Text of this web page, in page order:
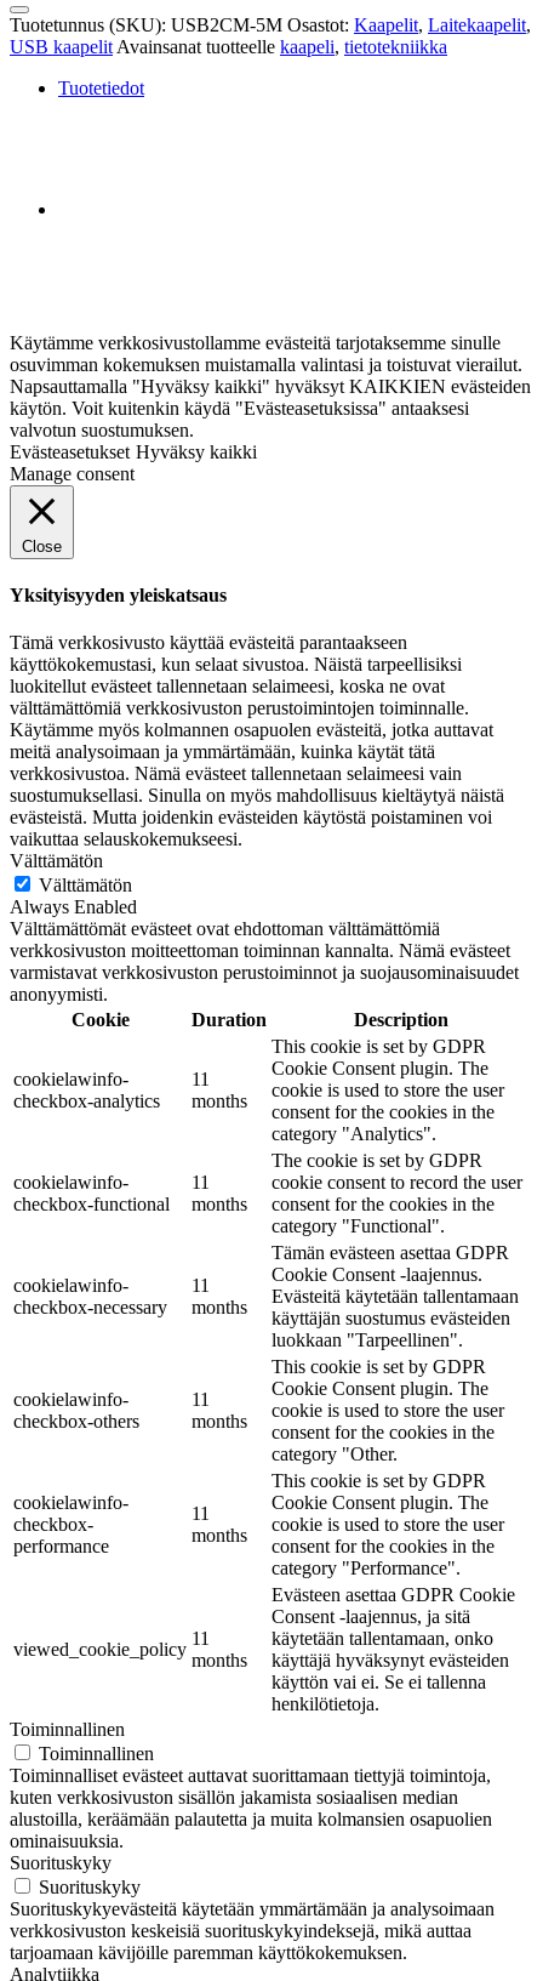
Tuotetunnus (SKU): USB2CM-5M Osastot: Kaapelit, Laitekaapelit,
USB kaapelit Avainsanat tuotteelle kaapeli, tietotekniikka
Tuotetiedot
Käytämme verkkosivustollamme evästeitä tarjotaksemme sinulle
osuvimman kokemuksen muistamalla valintasi ja toistuvat vierailut.
Napsauttamalla "Hyväksy kaikki" hyväksyt KAIKKIEN evästeiden
käytön. Voit kuitenkin käydä "Evästeasetuksissa" antaaksesi
valvotun suostumuksen.
Evästeasetukset Hyväksy kaikki
Manage consent
Close
Yksityisyyden yleiskatsaus
Tämä verkkosivusto käyttää evästeitä parantaakseen
käyttökokemustasi, kun selaat sivustoa. Näistä tarpeellisiksi
luokitellut evästeet tallennetaan selaimeesi, koska ne ovat
välttämättömiä verkkosivuston perustoimintojen toiminnalle.
Käytämme myös kolmannen osapuolen evästeitä, jotka auttavat
meitä analysoimaan ja ymmärtämään, kuinka käytät tätä
verkkosivustoa. Nämä evästeet tallennetaan selaimeesi vain
suostumuksellasi. Sinulla on myös mahdollisuus kieltäytyä näistä
evästeistä. Mutta joidenkin evästeiden käytöstä poistaminen voi
vaikuttaa selauskokemukseesi.
Välttämätön
Välttämätön
Always Enabled
Välttämättömät evästeet ovat ehdottoman välttämättömiä
verkkosivuston moitteettoman toiminnan kannalta. Nämä evästeet
varmistavat verkkosivuston perustoiminnot ja suojausominaisuudet
anonyymisti.
Cookie
Duration Description
cookielawinfo-
checkbox-analytics
11
months
This cookie is set by GDPR
Cookie Consent plugin. The
cookie is used to store the user
consent for the cookies in the
category "Analytics".
cookielawinfo-
checkbox-functional
11
months
The cookie is set by GDPR
cookie consent to record the user
consent for the cookies in the
category "Functional".
cookielawinfo-
checkbox-necessary
11
months
Tämän evästeen asettaa GDPR
Cookie Consent -laajennus.
Evästeitä käytetään tallentamaan
käyttäjän suostumus evästeiden
luokkaan "Tarpeellinen".
cookielawinfo-
checkbox-others
11
months
This cookie is set by GDPR
Cookie Consent plugin. The
cookie is used to store the user
consent for the cookies in the
category "Other.
cookielawinfo-
checkbox-
performance
11
months
This cookie is set by GDPR
Cookie Consent plugin. The
cookie is used to store the user
consent for the cookies in the
category "Performance".
viewed_cookie_policy
11
months
Evästeen asettaa GDPR Cookie
Consent -laajennus, ja sitä
käytetään tallentamaan, onko
käyttäjä hyväksynyt evästeiden
käyttön vai ei. Se ei tallenna
henkilötietoja.
Toiminnallinen
Toiminnallinen
Toiminnalliset evästeet auttavat suorittamaan tiettyjä toimintoja,
kuten verkkosivuston sisällön jakamista sosiaalisen median
alustoilla, keräämään palautetta ja muita kolmansien osapuolien
ominaisuuksia.
Suorituskyky
Suorituskyky
Suorituskykyevästeitä käytetään ymmärtämään ja analysoimaan
verkkosivuston keskeisiä suorituskykyindeksejä, mikä auttaa
tarjoamaan kävijöille paremman käyttökokemuksen.
Analytiikka